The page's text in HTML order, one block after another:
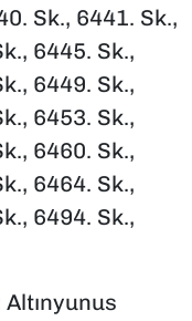
Sk., 6441. Sk.,
6445. Sk.,
6449. Sk.,
6453. Sk.,
6460. Sk.,
6464. Sk.,
6494. Sk.,